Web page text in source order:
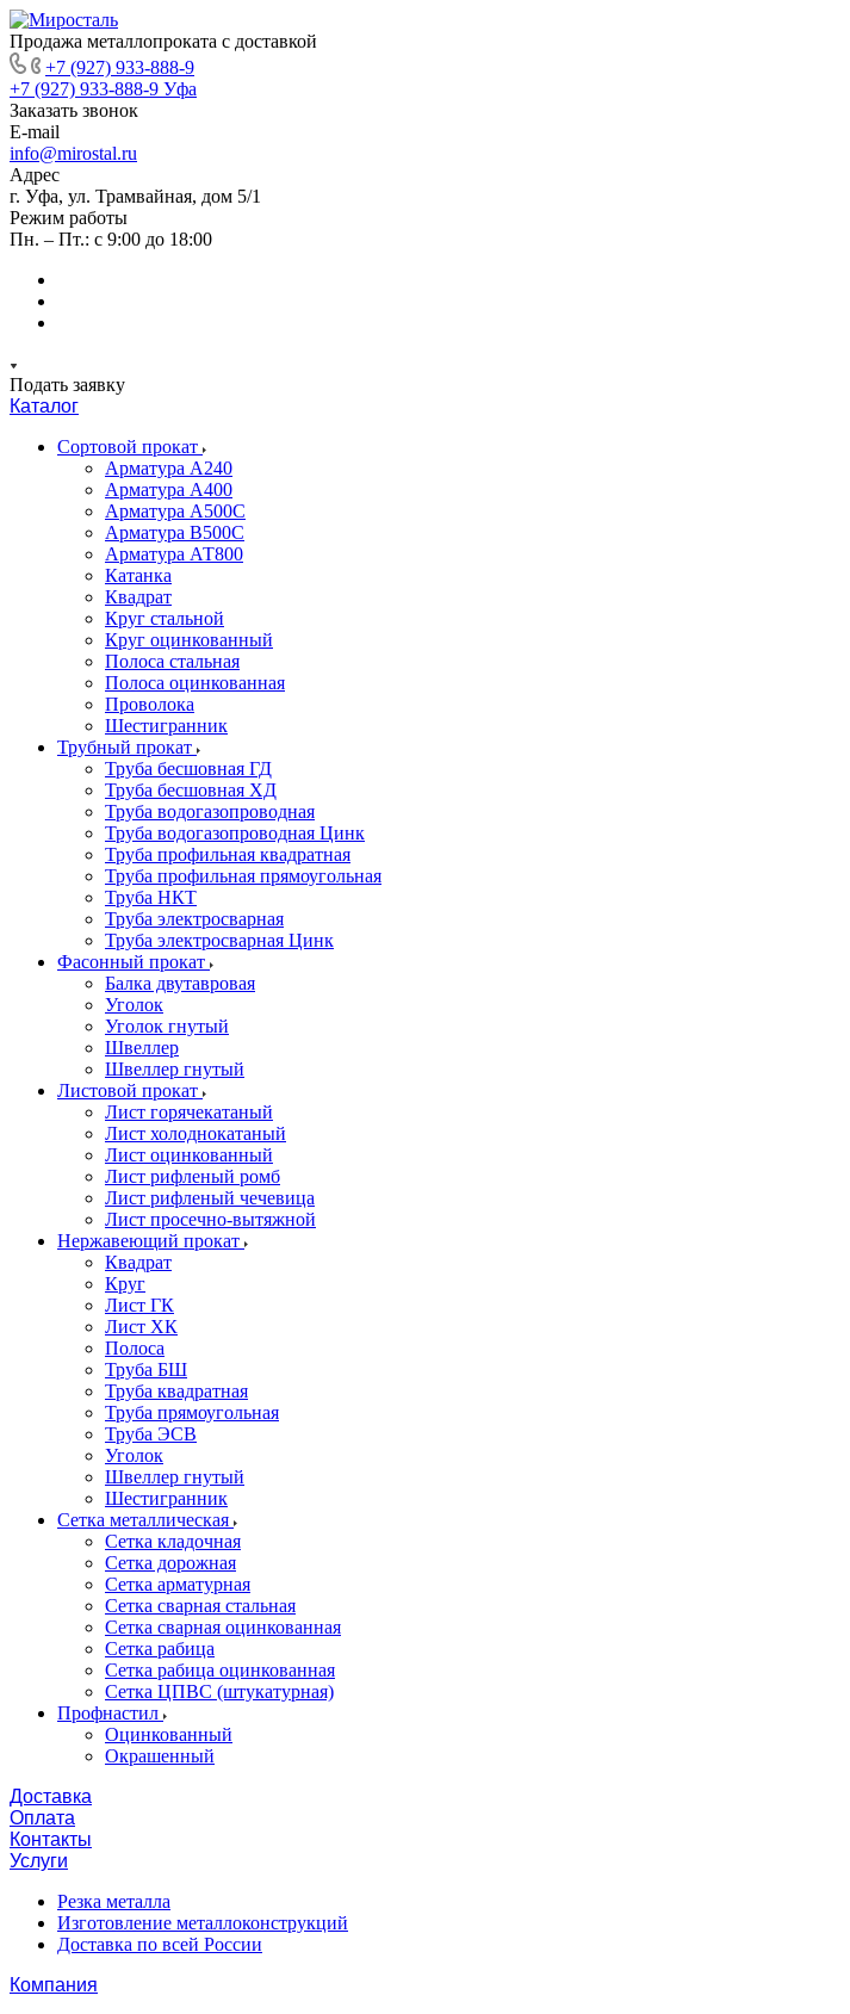
Продажа металлопроката с доставкой
+7 (927) 933-888-9
+7 (927) 933-888-9 Уфа
Заказать звонок
E-mail
info@mirostal.ru
Адрес
г. Уфа, ул. Трамвайная, дом 5/1
Режим работы
Пн. – Пт.: с 9:00 до 18:00
Подать заявку
Каталог
Сортовой прокат
Арматура А240
Арматура А400
Арматура А500C
Арматура В500С
Арматура АТ800
Катанка
Квадрат
Круг стальной
Круг оцинкованный
Полоса стальная
Полоса оцинкованная
Проволока
Шестигранник
Трубный прокат
Труба бесшовная ГД
Труба бесшовная ХД
Труба водогазопроводная
Труба водогазопроводная Цинк
Труба профильная квадратная
Труба профильная прямоугольная
Труба НКТ
Труба электросварная
Труба электросварная Цинк
Фасонный прокат
Балка двутавровая
Уголок
Уголок гнутый
Швеллер
Швеллер гнутый
Листовой прокат
Лист горячекатаный
Лист холоднокатаный
Лист оцинкованный
Лист рифленый ромб
Лист рифленый чечевица
Лист просечно-вытяжной
Нержавеющий прокат
Квадрат
Круг
Лист ГК
Лист ХК
Полоса
Труба БШ
Труба квадратная
Труба прямоугольная
Труба ЭСВ
Уголок
Швеллер гнутый
Шестигранник
Сетка металлическая
Сетка кладочная
Сетка дорожная
Сетка арматурная
Сетка сварная стальная
Сетка сварная оцинкованная
Сетка рабица
Сетка рабица оцинкованная
Сетка ЦПВС (штукатурная)
Профнастил
Оцинкованный
Окрашенный
Доставка
Оплата
Контакты
Услуги
Резка металла
Изготовление металлоконструкций
Доставка по всей России
Компания